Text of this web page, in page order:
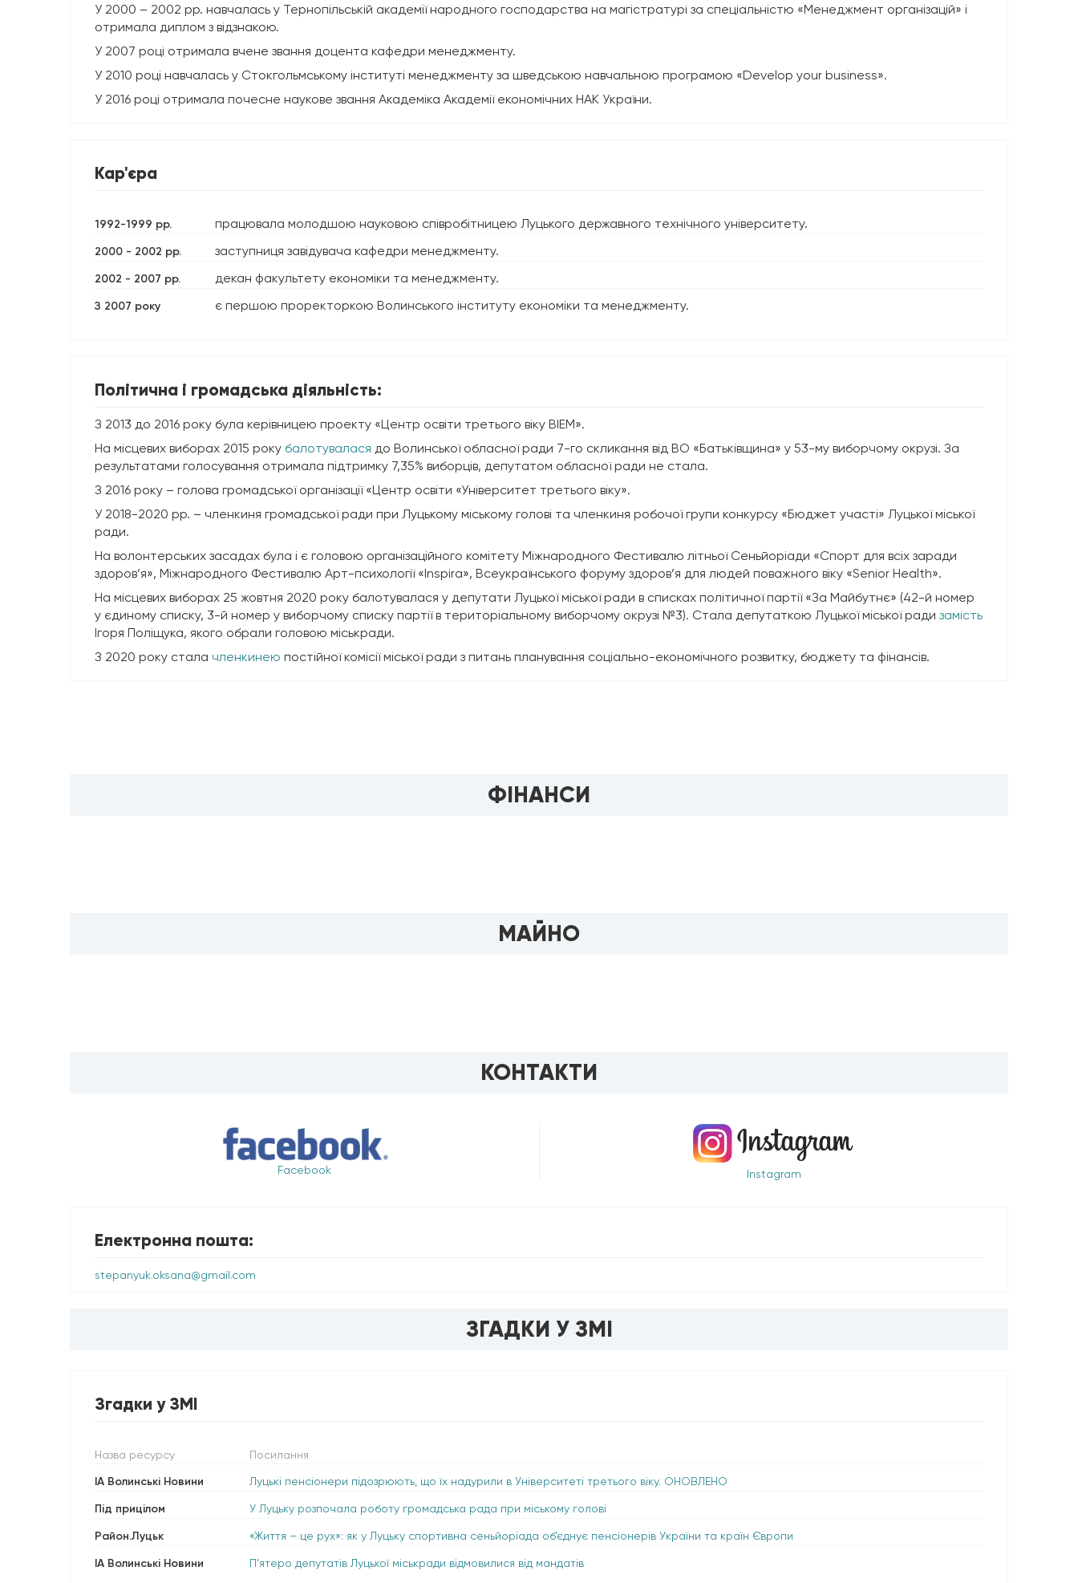
У 2000 – 2002 рр. навчалась у Тернопільській академії народного господарства на магістратурі за спеціальністю «Менеджмент організацій» і
отримала диплом з відзнакою.
У 2007 році отримала вчене звання доцента кафедри менеджменту.
У 2010 році навчалась у Стокгольмському інституті менеджменту за шведською навчальною програмою «Develop your business».
У 2016 році отримала почесне наукове звання Академіка Академії економічних НАК України.
Кар'єра
1992-1999 рр. працювала молодшою науковою співробітницею Луцького державного технічного університету.
2000 - 2002 рр. заступниця завідувача кафедри менеджменту.
2002 - 2007 рр. декан факультету економіки та менеджменту.
З 2007 року є першою проректоркою Волинського інституту економіки та менеджменту.
Політична і громадська діяльність:
З 2013 до 2016 року була керівницею проекту «Центр освіти третього віку ВІЕМ».
На місцевих виборах 2015 року балотувалася до Волинської обласної ради 7-го скликання від ВО «Батьківщина» у 53-му виборчому окрузі. За
результатами голосування отримала підтримку 7,35% виборців, депутатом обласної ради не стала.
З 2016 року – голова громадської організації «Центр освіти «Університет третього віку».
У 2018-2020 рр. – членкиня громадської ради при Луцькому міському голові та членкиня робочої групи конкурсу «Бюджет участі» Луцької міської
ради.
На волонтерських засадах була і є головою організаційного комітету Міжнародного Фестивалю літньої Сеньйоріади «Спорт для всіх заради
здоров’я», Міжнародного Фестивалю Арт-психології «Inspira», Всеукраїнського форуму здоров’я для людей поважного віку «Senior Health».
На місцевих виборах 25 жовтня 2020 року балотувалася у депутати Луцької міської ради в списках політичної партії «За Майбутнє» (42-й номер
у єдиному списку, 3-й номер у виборчому списку партії в територіальному виборчому окрузі №3). Стала депутаткою Луцької міської ради замість
Ігоря Поліщука, якого обрали головою міськради.
З 2020 року стала членкинею постійної комісії міської ради з питань планування соціально-економічного розвитку, бюджету та фінансів.
ФІНАНСИ
МАЙНО
КОНТАКТИ
Facebook Instagram
Електронна пошта:
stepanyuk.oksana@gmail.com
ЗГАДКИ У ЗМІ
Згадки у ЗМІ
Назва ресурсу Посилання
ІА Волинські Новини Луцькі пенсіонери підозрюють, що їх надурили в Університеті третього віку. ОНОВЛЕНО
Під прицілом У Луцьку розпочала роботу громадська рада при міському голові
Район.Луцьк «Життя – це рух»: як у Луцьку спортивна сеньйоріада об’єднує пенсіонерів України та країн Європи
ІА Волинські Новини П’ятеро депутатів Луцької міськради відмовилися від мандатів